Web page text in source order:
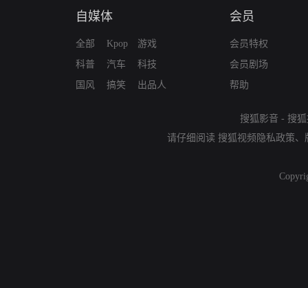
自媒体
全部
科普
国风
Kpop
汽车
搞笑
游戏
科技
出品人
会员
会员特权
会员剧场
帮助
搜狐影音 - 搜
请仔细阅读 搜狐视频隐私政策、